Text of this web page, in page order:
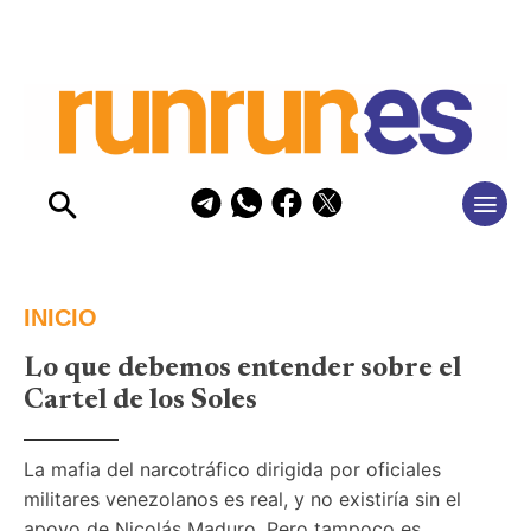
INICIO
Lo que debemos entender sobre el
Cartel de los Soles
La mafia del narcotráfico dirigida por oficiales
militares venezolanos es real, y no existiría sin el